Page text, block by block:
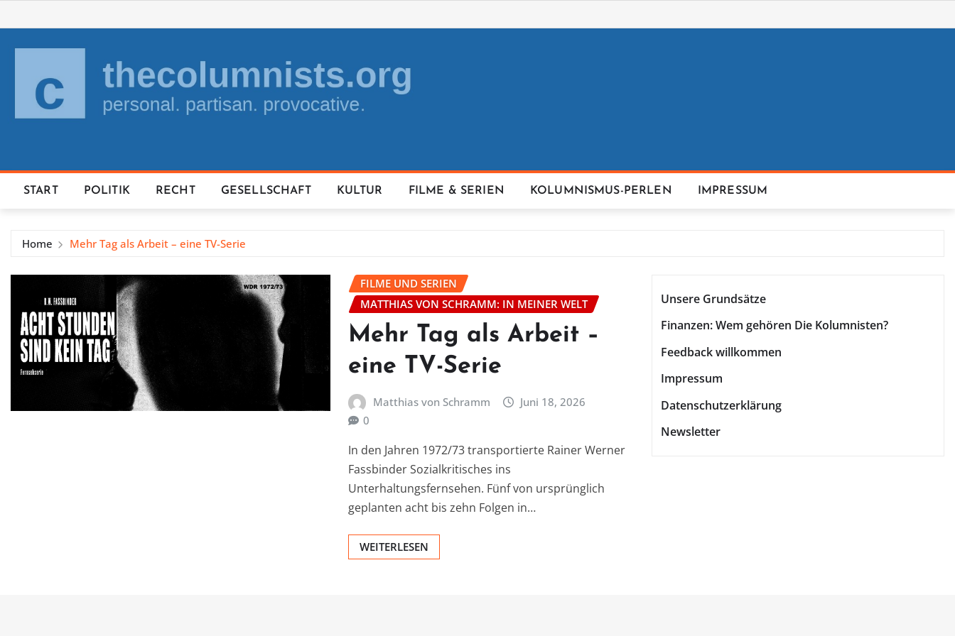
to
content
START POLITIK RECHT GESELLSCHAFT KULTUR FILME & SERIEN KOLUMNISMUS-PERLEN IMPRESSUM
Home Mehr Tag als Arbeit – eine TV-Serie
FILME UND SERIEN
MATTHIAS VON SCHRAMM: IN MEINER WELT
Mehr Tag als Arbeit –
eine TV-Serie
Matthias von Schramm
Juni 18, 2026
0
In den Jahren 1972/73 transportierte Rainer Werner
Fassbinder Sozialkritisches ins
Unterhaltungsfernsehen. Fünf von ursprünglich
geplanten acht bis zehn Folgen in…
WEITERLESEN
Unsere Grundsätze
Finanzen: Wem gehören Die Kolumnisten?
Feedback willkommen
Impressum
Datenschutzerklärung
Newsletter